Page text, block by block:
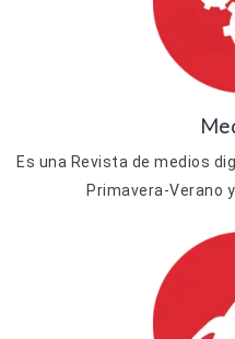
Es una Revista de medios
Primavera-Verano